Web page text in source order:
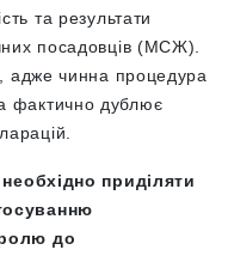
та результати
посадовців (МСЖ).
, адже чинна процедура
фактично дублює
необхідно приділяти
до